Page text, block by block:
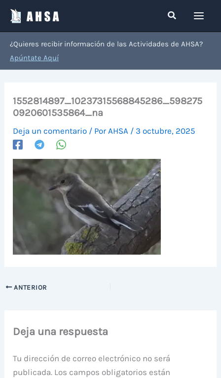
contenido
Buscar
¿Quieres recibir información de las Actividades de AHSA?
Apúntate Aquí
1552814897_10237315568845286_598275
0920601535864_na
Deja un comentario / Por AHSA / 3 octubre, 2025
ANTERIOR
Deja una respuesta
Tu dirección de correo electrónico no será
publicada. Los campos obligatorios están